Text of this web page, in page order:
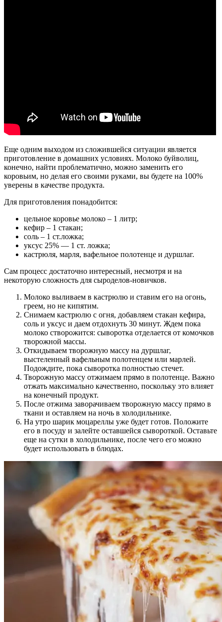
Еще одним выходом из сложившейся ситуации является
приготовление в домашних условиях. Молоко буйволиц,
конечно, найти проблематично, можно заменить его
коровьим, но делая его своими руками, вы будете на 100%
уверены в качестве продукта.
Для приготовления понадобится:
цельное коровье молоко – 1 литр;
кефир – 1 стакан;
соль – 1 ст.ложка;
уксус 25% — 1 ст. ложка;
кастрюля, марля, вафельное полотенце и дуршлаг.
Сам процесс достаточно интересный, несмотря и на
некоторую сложность для сыроделов-новичков.
Молоко выливаем в кастрюлю и ставим его на огонь,
греем, но не кипятим.
Снимаем кастрюлю с огня, добавляем стакан кефира,
соль и уксус и даем отдохнуть 30 минут. Ждем пока
молоко створожится: сыворотка отделается от комочков
творожной массы.
Откидываем творожную массу на дуршлаг,
выстеленный вафельным полотенцем или марлей.
Подождите, пока сыворотка полностью стечет.
Творожную массу отжимаем прямо в полотенце. Важно
отжать максимально качественно, поскольку это влияет
на конечный продукт.
После отжима заворачиваем творожную массу прямо в
ткани и оставляем на ночь в холодильнике.
На утро шарик моцареллы уже будет готов. Положите
его в посуду и залейте оставшейся сывороткой. Оставьте
еще на сутки в холодильнике, после чего его можно
будет использовать в блюдах.